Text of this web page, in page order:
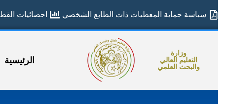
سياسة حماية المعطيات ذات الطابع الشخصي احصائيات القطاع
وزارة
التعليم العالي
والبحث العلمي
الرئيسية